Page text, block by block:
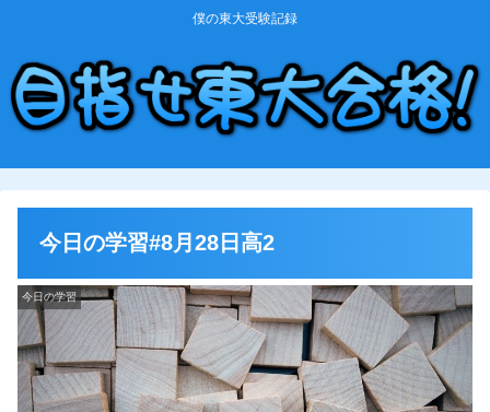
僕の東大受験記録
今日の学習#8月28日高2
今日の学習